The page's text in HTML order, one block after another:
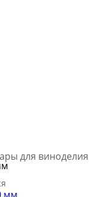
для виноделия